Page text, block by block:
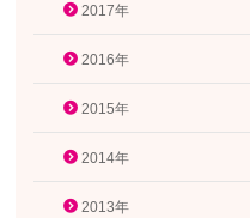
2017年
2016年
2015年
2014年
2013年